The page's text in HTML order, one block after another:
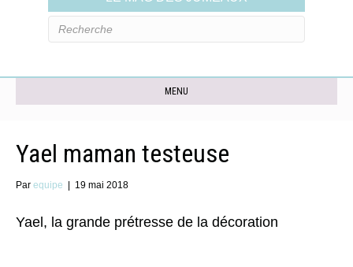
MENU
Yael maman testeuse
Par equipe | 19 mai 2018
Yael, la grande prétresse de la décoration